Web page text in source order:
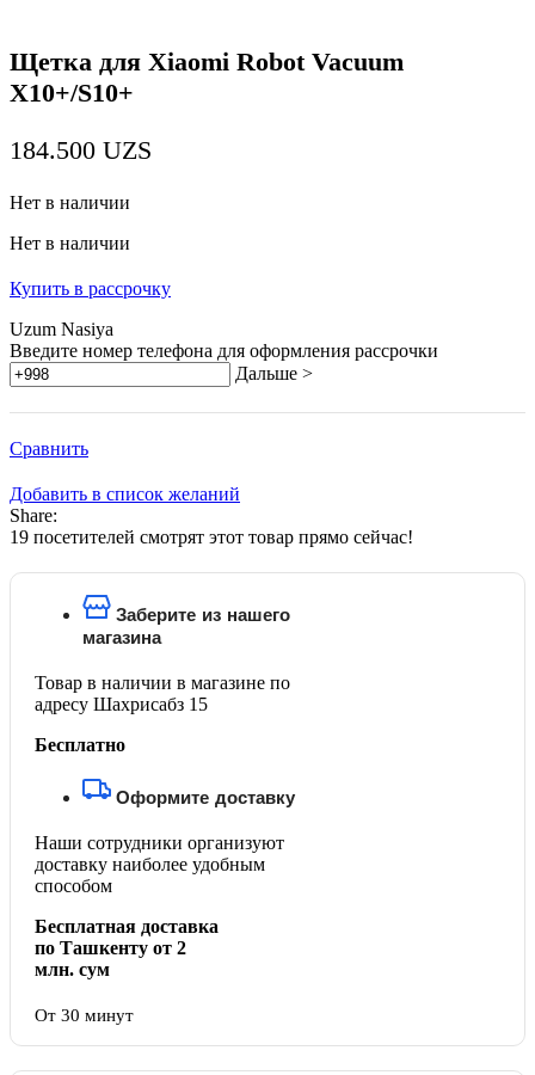
Щетка для Xiaomi Robot Vacuum
X10+/S10+
184.500 UZS
Нет в наличии
Нет в наличии
Купить в рассрочку
Uzum Nasiya
Введите номер телефона для оформления рассрочки
Дальше >
Сравнить
Добавить в список желаний
Share:
19 посетителей смотрят этот товар прямо сейчас!
Заберите из нашего
магазина
Товар в наличии в магазине по
адресу Шахрисабз 15
Бесплатно
Оформите доставку
Наши сотрудники организуют
доставку наиболее удобным
способом
Бесплатная доставка
по Ташкенту от 2
млн. сум
От 30 минут